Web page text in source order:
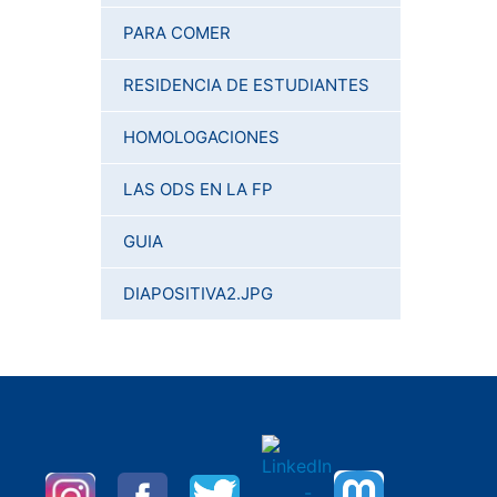
PARA COMER
RESIDENCIA DE ESTUDIANTES
HOMOLOGACIONES
LAS ODS EN LA FP
GUIA
DIAPOSITIVA2.JPG